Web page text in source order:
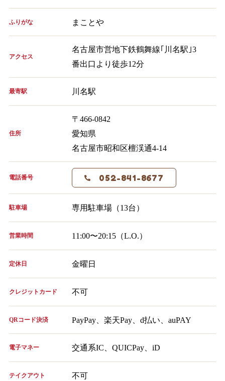
ふりがな まことや
アクセス
名古屋市営地下鉄鶴舞線｢川名駅｣3
番出口より徒歩12分
最寄駅 川名駅
住所
〒466-0842
愛知県
名古屋市昭和区檀渓通4-14
電話番号 052-841-8677
駐車場 専用駐車場（13台）
営業時間 11:00〜20:15（L.O.）
定休日 金曜日
クレジットカード 不可
QRコード決済 PayPay、楽天Pay、d払い、auPAY
電子マネー 交通系IC、QUICPay、iD
テイクアウト 不可